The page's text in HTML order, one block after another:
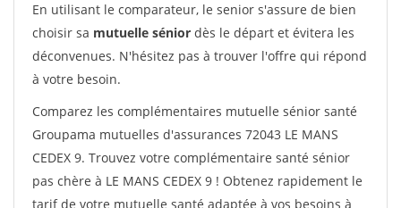
En utilisant le comparateur, le senior s'assure de bien
choisir sa mutuelle sénior dès le départ et évitera les
déconvenues. N'hésitez pas à trouver l'offre qui répond
à votre besoin.
Comparez les complémentaires mutuelle sénior santé
Groupama mutuelles d'assurances 72043 LE MANS
CEDEX 9. Trouvez votre complémentaire santé sénior
pas chère à LE MANS CEDEX 9 ! Obtenez rapidement le
tarif de votre mutuelle santé adaptée à vos besoins à